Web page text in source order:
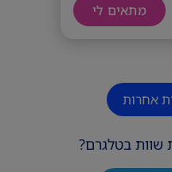
מתאים לי
אחרות
שוות בטלגרם?